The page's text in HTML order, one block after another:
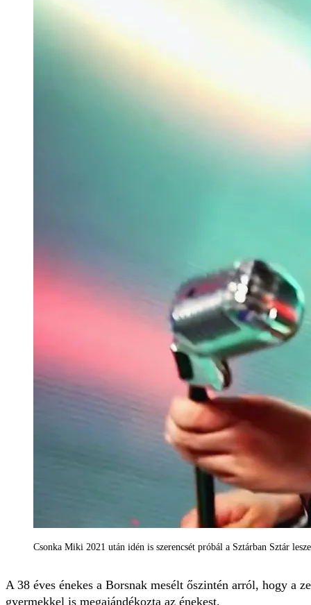
Csonka Miki 2021 után idén is szerencsét próbál a Sztárban Sztár
A 38 éves énekes a Borsnak mesélt őszintén arról, hogy a
gyermekkel is megajándékozta az énekest.